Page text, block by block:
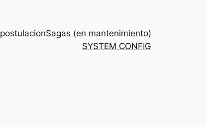
postulacionSagas (en mantenimiento)
SYSTEM CONFIG